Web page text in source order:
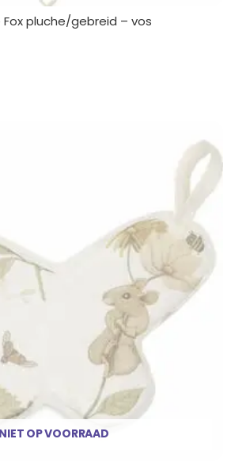
pluche/gebreid – vos
NIET OP VOORRAAD